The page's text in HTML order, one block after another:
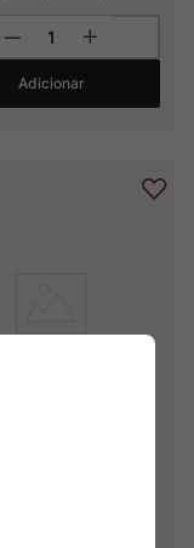
Adicionar
Ponti Passi Di Orma